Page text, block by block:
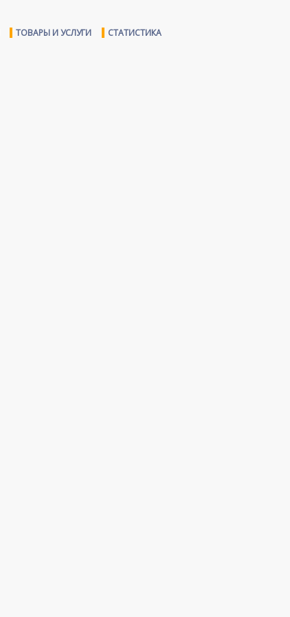
ТОВАРЫ И УСЛУГИ СТАТИСТИКА